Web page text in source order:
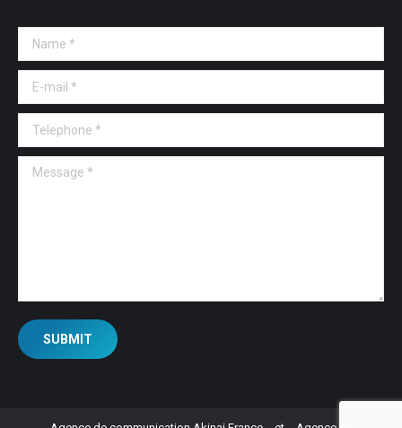
Name *
E-mail *
Telephone *
Message *
SUBMIT